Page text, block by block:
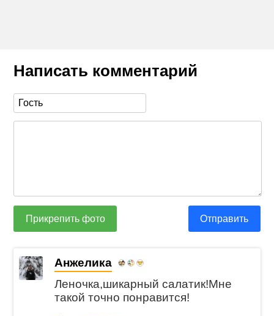
Написать комментарий
Прикрепить фото Отправить
Анжелика
Леночка,шикарный салатик!Мне
такой точно понравится!